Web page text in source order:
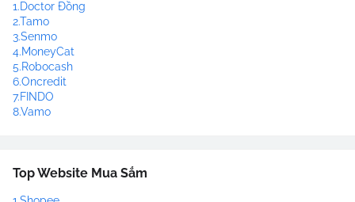
1.Doctor Đồng
2.Tamo
3.Senmo
4.MoneyCat
5.Robocash
6.Oncredit
7.FINDO
8.Vamo
Top Website Mua Sắm